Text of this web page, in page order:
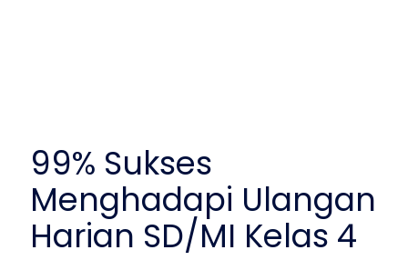
99% Sukses
Menghadapi Ulangan
Harian SD/MI Kelas 4